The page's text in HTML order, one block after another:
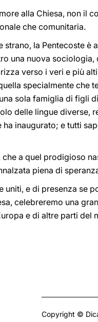
alla Chiesa, non il
che comunitaria.
strano, la Pentecoste
una nuova
verso i veri e più
specialmente che
sola famiglia di
delle lingue diverse,
ha inaugurato; e tutti
a quel prodigioso
piena di
uniti, e di presenza se
celebreremo una
e di altre parti del
Copyright ©